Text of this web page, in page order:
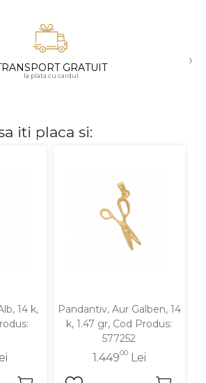
GRATUIT
la plata cu cardul
›
iti placa si:
14 k,
Pandantiv, Aur Galben, 14
k, 1.47 gr, Cod Produs:
577252
1.44900Lei